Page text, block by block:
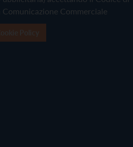
Commerciale